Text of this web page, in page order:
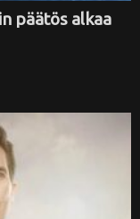
päätös alkaa